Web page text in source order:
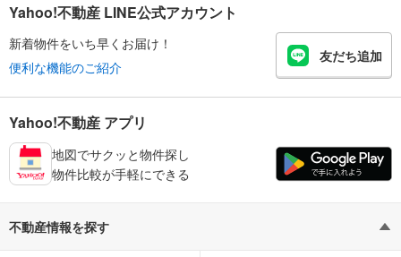
Yahoo!不動産 LINE公式アカウント
新着物件をいち早くお届け！
便利な機能のご紹介
友だち追加
Yahoo!不動産 アプリ
地図でサクッと物件探し
物件比較が手軽にできる
不動産情報を探す